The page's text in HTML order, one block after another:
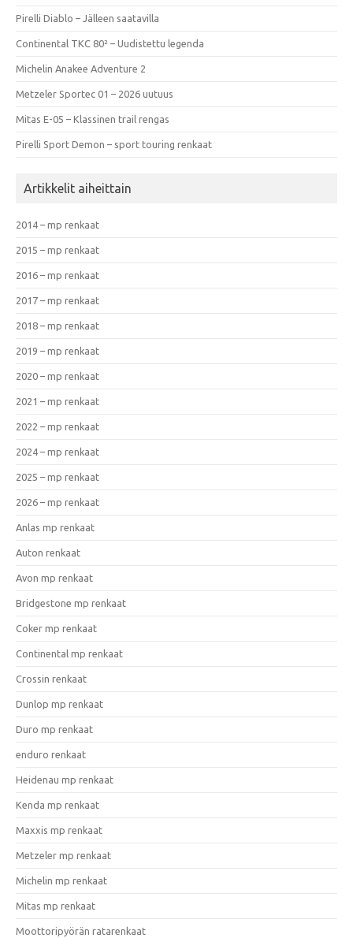
Pirelli Diablo – Jälleen saatavilla
Continental TKC 80² – Uudistettu legenda
Michelin Anakee Adventure 2
Metzeler Sportec 01 – 2026 uutuus
Mitas E-05 – Klassinen trail rengas
Pirelli Sport Demon – sport touring renkaat
Artikkelit aiheittain
2014 – mp renkaat
2015 – mp renkaat
2016 – mp renkaat
2017 – mp renkaat
2018 – mp renkaat
2019 – mp renkaat
2020 – mp renkaat
2021 – mp renkaat
2022 – mp renkaat
2024 – mp renkaat
2025 – mp renkaat
2026 – mp renkaat
Anlas mp renkaat
Auton renkaat
Avon mp renkaat
Bridgestone mp renkaat
Coker mp renkaat
Continental mp renkaat
Crossin renkaat
Dunlop mp renkaat
Duro mp renkaat
enduro renkaat
Heidenau mp renkaat
Kenda mp renkaat
Maxxis mp renkaat
Metzeler mp renkaat
Michelin mp renkaat
Mitas mp renkaat
Moottoripyörän ratarenkaat